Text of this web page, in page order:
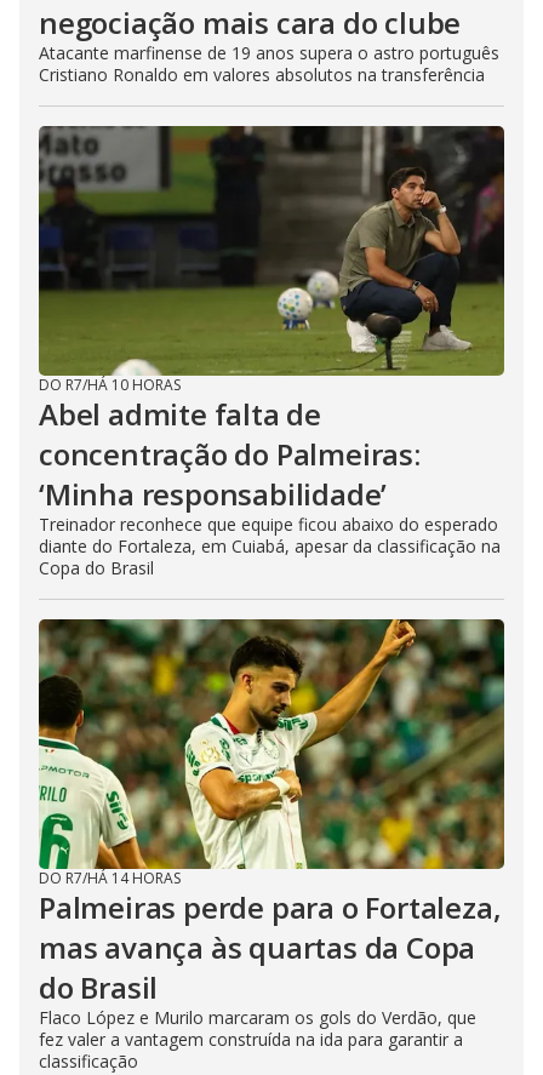
negociação mais cara do clube
Atacante marfinense de 19 anos supera o astro português
Cristiano Ronaldo em valores absolutos na transferência
DO R7/HÁ 10 HORAS
Abel admite falta de
concentração do Palmeiras:
‘Minha responsabilidade’
Treinador reconhece que equipe ficou abaixo do esperado
diante do Fortaleza, em Cuiabá, apesar da classificação na
Copa do Brasil
DO R7/HÁ 14 HORAS
Palmeiras perde para o Fortaleza,
mas avança às quartas da Copa
do Brasil
Flaco López e Murilo marcaram os gols do Verdão, que
fez valer a vantagem construída na ida para garantir a
classificação